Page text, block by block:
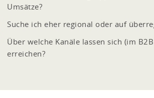
Umsätze?
Suche ich eher regional oder auf
Über welche Kanäle lassen sich (im
erreichen?